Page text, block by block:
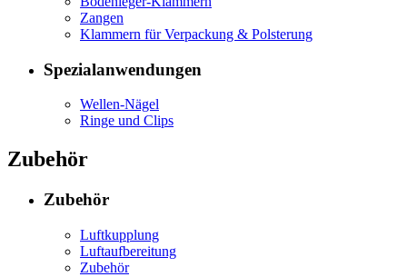
Zangen
Klammern für Verpackung & Polsterung
Spezialanwendungen
Wellen-Nägel
Ringe und Clips
Zubehör
Zubehör
Luftkupplung
Luftaufbereitung
Zubehör